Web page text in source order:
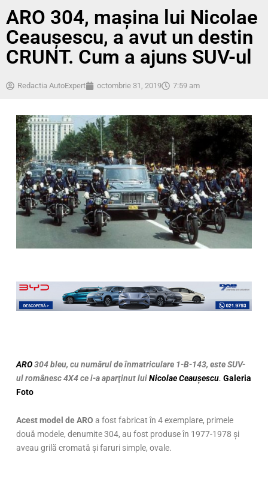
ARO 304, maşina lui Nicolae
Ceauşescu, a avut un destin
CRUNT. Cum a ajuns SUV-ul
Redactia AutoExpert octombrie 31, 2019 7:59 am
ARO304 bleu, cu numărul de înmatriculare 1-B-143, este SUV-
ul românesc 4X4 ce i-a aparţinut luiNicolae Ceauşescu.Galeria
Foto
Acest model de ARO a fost fabricat în 4 exemplare, primele
două modele, denumite 304, au fost produse în 1977-1978 și
aveau grilă cromată și faruri simple, ovale.